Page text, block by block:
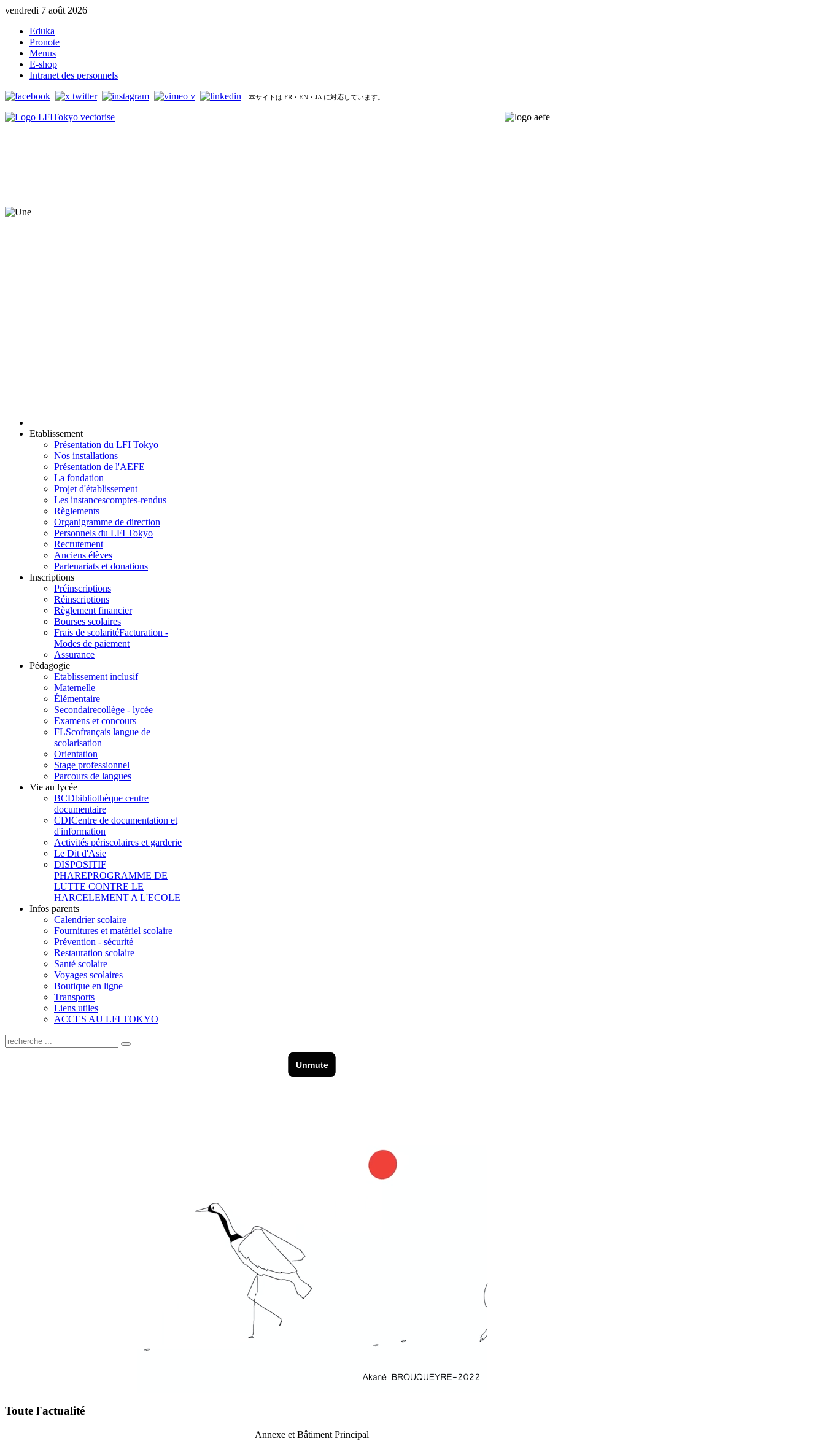
vendredi 7 août 2026
Eduka
Pronote
Menus
E-shop
Intranet des personnels
本サイトは FR・EN・JA に対応しています。
Etablissement
Présentation du LFI Tokyo
Nos installations
Présentation de l'AEFE
La fondation
Projet d'établissement
Les instancescomptes-rendus
Règlements
Organigramme de direction
Personnels du LFI Tokyo
Recrutement
Anciens élèves
Partenariats et donations
Inscriptions
Préinscriptions
Réinscriptions
Règlement financier
Bourses scolaires
Frais de scolaritéFacturation -
Modes de paiement
Assurance
Pédagogie
Etablissement inclusif
Maternelle
Élémentaire
Secondairecollège - lycée
Examens et concours
FLScofrançais langue de
scolarisation
Orientation
Stage professionnel
Parcours de langues
Vie au lycée
BCDbibliothèque centre
documentaire
CDICentre de documentation et
d'information
Activités périscolaires et garderie
Le Dit d'Asie
DISPOSITIF
PHAREPROGRAMME DE
LUTTE CONTRE LE
HARCELEMENT A L'ECOLE
Infos parents
Calendrier scolaire
Fournitures et matériel scolaire
Prévention - sécurité
Restauration scolaire
Santé scolaire
Voyages scolaires
Boutique en ligne
Transports
Liens utiles
ACCES AU LFI TOKYO
Toute l'actualité
Annexe et Bâtiment Principal